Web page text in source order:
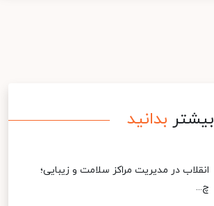
بیشتر بدانید
انقلاب در مدیریت مراکز سلامت و زیبایی؛
چ...